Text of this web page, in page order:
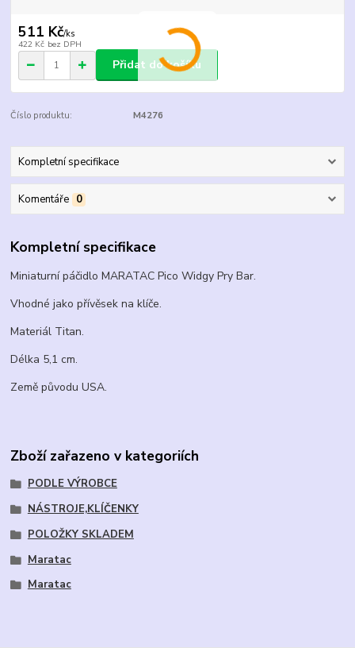
511 Kč/ks
422 Kč bez DPH
Přidat do košíku
Číslo produktu: M4276
Kompletní specifikace
Komentáře 0
Kompletní specifikace
Miniaturní páčidlo MARATAC Pico Widgy Pry Bar.
Vhodné jako přívěsek na klíče.
Materiál Titan.
Délka 5,1 cm.
Země původu USA.
Zboží zařazeno v kategoriích
PODLE VÝROBCE
NÁSTROJE,KLÍČENKY
POLOŽKY SKLADEM
Maratac
Maratac